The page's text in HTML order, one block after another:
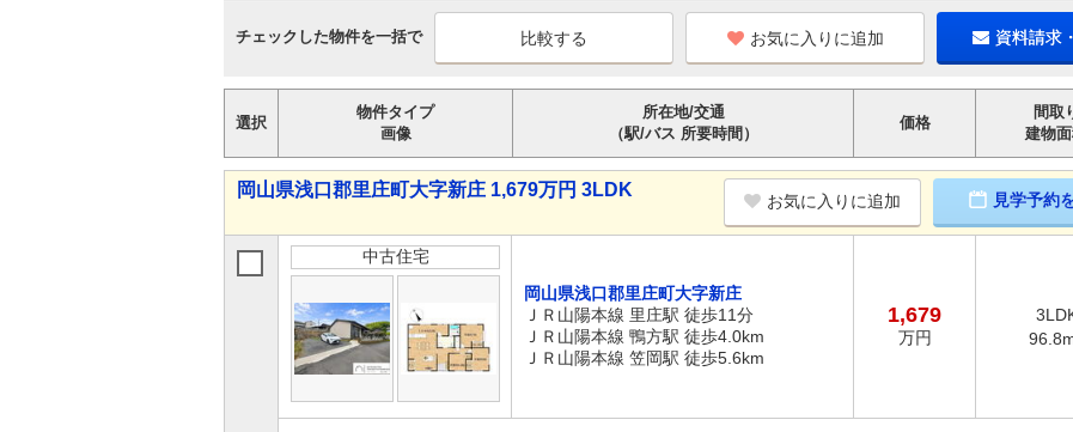
チェックした物件を一括で お気に入りに追加 資料請求
選択
物件タイプ
画像
所在地/交通
（駅/バス 所要時間）
価格
間取
建物
岡山県浅口郡里庄町大字新庄 1,679万円 3LDK
お気に入りに追加 見学予約
中古住宅
岡山県浅口郡里庄町大字新庄
ＪＲ山陽本線 里庄駅 徒歩11分
ＪＲ山陽本線 鴨方駅 徒歩4.0km
ＪＲ山陽本線 笠岡駅 徒歩5.6km
1,679
万円